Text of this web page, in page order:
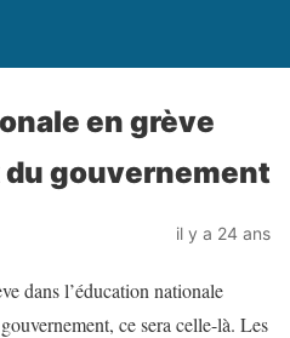
en grève
gouvernement
il y a 24 ans
dans l’éducation nationale
ce sera celle-là. Les